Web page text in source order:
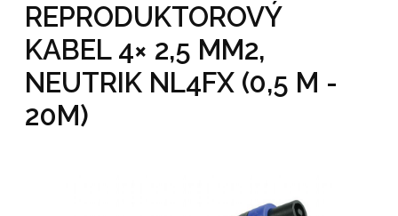
REPRODUKTOROVÝ
KABEL 4× 2,5 MM2,
NEUTRIK NL4FX (0,5 M -
20M)